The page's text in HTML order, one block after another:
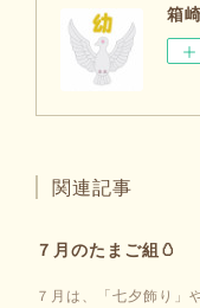
箱
関連記事
７月のたまご組🥚
７月は、「七夕飾り」